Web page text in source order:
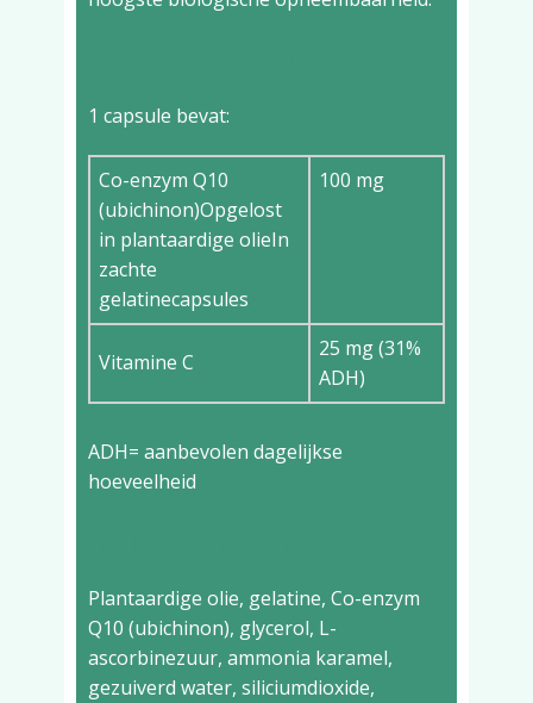
1 capsule bevat:
Co-enzym Q10
(ubichinon)Opgelost
in plantaardige olieIn
zachte
gelatinecapsules
100 mg
Vitamine C
25 mg (31%
ADH)
ADH= aanbevolen dagelijkse
hoeveelheid
Plantaardige olie, gelatine, Co-enzym
Q10 (ubichinon), glycerol, L-
ascorbinezuur, ammonia karamel,
gezuiverd water, siliciumdioxide,